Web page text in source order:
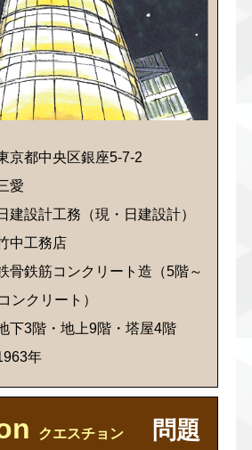
都中央区銀座5-7-2
愛
計工務（現・日建設計）
工務店
筋コンクリート造（5階～
ンクリート）
階・地上9階・塔屋4階
年
クエスチョン 問題